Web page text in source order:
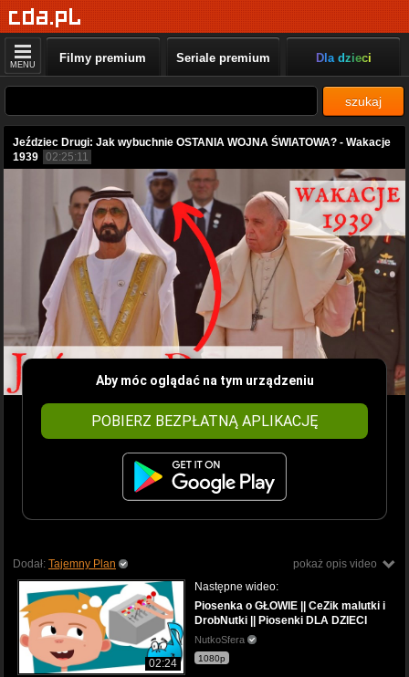
MENU Filmy premium Seriale premium Dla dzieci
szukaj
Jeździec Drugi: Jak wybuchnie OSTANIA WOJNA ŚWIATOWA? - Wakacje
1939 02:25:11
Aby móc oglądać na tym urządzeniu
POBIERZ BEZPŁATNĄ APLIKACJĘ
pokaż opis video
Dodał: Tajemny Plan
02:24
Następne wideo:
Piosenka o GŁOWIE || CeZik malutki i
DrobNutki || Piosenki DLA DZIECI
NutkoSfera
1080p